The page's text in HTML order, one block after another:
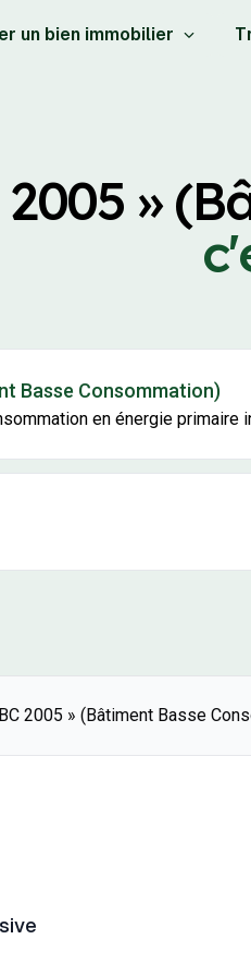
un bien immobilier
2005 »
Basse Consommation)
en énergie primaire
2005 » (Bâtiment Basse